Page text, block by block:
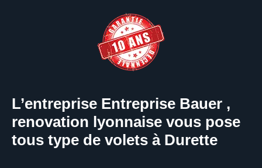
L’entreprise Entreprise Bauer ,
renovation lyonnaise vous pose
tous type de volets à Durette